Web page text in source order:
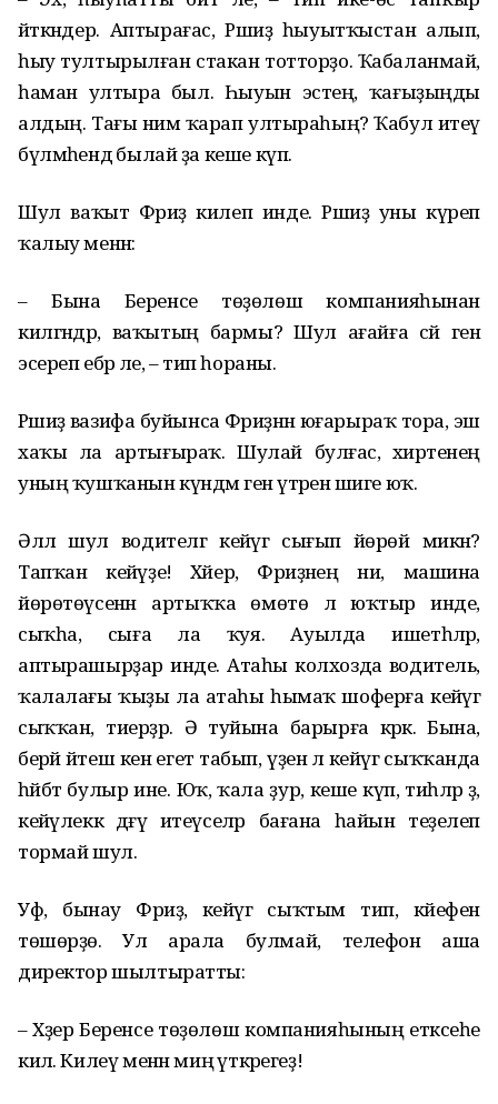
әйткәндер. Аптырағас, Рәшиҙә һыуытҡыстан алып,
һыу тултырылған стакан тотторҙо. Ҡабаланмай,
һаман ултыра был. Һыуын эстең, ҡағыҙыңды
алдың. Тағы нимә ҡарап ултыраһың? Ҡабул итеү
бүлмәһендә былай ҙа кеше күп.
Шул ваҡыт Фәриҙә килеп инде. Рәшиҙә уны күреп
ҡалыу менән:
– Бына Беренсе төҙөлөш компанияһынан
килгәндәр, ваҡытың бармы? Шул ағайға сәй генә
эсереп ебәр әле, – тип һораны.
Рәшиҙә вазифа буйынса Фәриҙәнән юғарыраҡ тора, эш
хаҡы ла артығыраҡ. Шулай булғас, әхирәтенең
уның ҡушҡанын күндәм генә үтәренә шиге юҡ.
Әллә шул водителгә кейәүгә сығып йөрөй микән?
Тапҡан кейәүҙе! Хәйер, Фәриҙәнең ни, машина
йөрөтөүсенән артыҡҡа өмөтө лә юҡтыр инде,
сыҡһа, сыға ла ҡуя. Ауылда ишетһәләр,
аптырашырҙар инде. Атаһы колхозда водитель,
ҡалалағы ҡыҙы ла атаһы һымаҡ шоферға кейәүгә
сыҡҡан, тиерҙәр. Ә туйына барырға кәрәк. Бына,
берәй йәтеш кенә егет табып, үҙенә лә кейәүгә сыҡҡанда
һәйбәт булыр ине. Юҡ, ҡала ҙур, кеше күп, тиһәләр ҙә,
кейәүлеккә дәғүә итеүселәр бағана һайын теҙелеп
тормай шул.
Уф, бынау Фәриҙә, кейәүгә сыҡтым тип, кәйефен
төшөрҙө. Ул арала булмай, телефон аша
директор шылтыратты:
– Хәҙер Беренсе төҙөлөш компанияһының етәксеһе
килә. Килеү менән миңә үткәрегеҙ!